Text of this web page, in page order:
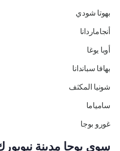
بهوتا شودي
أنجاماردانا
أوبا يوغا
بهافا سباندانا
شونيا المكثف
سامياما
غورو بوجا
سوي يوجا مدينة نيويورك